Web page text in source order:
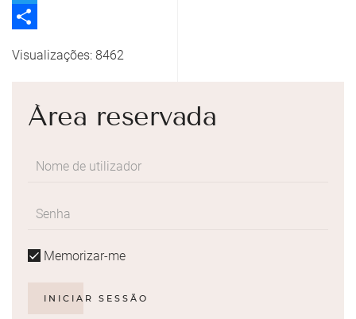
Twitter
Visualizações: 8462
Área reservada
Memorizar-me
INICIAR SESSÃO